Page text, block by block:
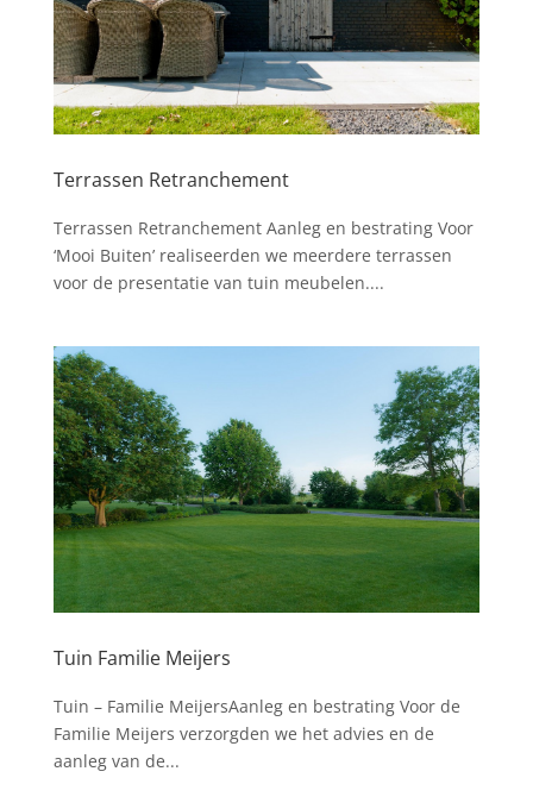
Terrassen Retranchement
Terrassen Retranchement Aanleg en bestrating Voor
‘Mooi Buiten’ realiseerden we meerdere terrassen
voor de presentatie van tuin meubelen....
Tuin Familie Meijers
Tuin – Familie MeijersAanleg en bestrating Voor de
Familie Meijers verzorgden we het advies en de
aanleg van de...